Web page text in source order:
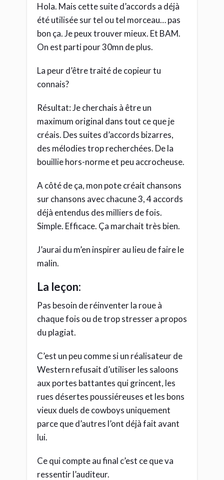
Hola. Mais cette suite d’accords a déjà
été utilisée sur tel ou tel morceau… pas
bon ça. Je peux trouver mieux. Et BAM.
On est parti pour 30mn de plus.
La peur d’être traité de copieur tu
connais?
Résultat: Je cherchais à être un
maximum original dans tout ce que je
créais. Des suites d’accords bizarres,
des mélodies trop recherchées. De la
bouillie hors-norme et peu accrocheuse.
A côté de ça, mon pote créait chansons
sur chansons avec chacune 3, 4 accords
déjà entendus des milliers de fois.
Simple. Efficace. Ça marchait très bien.
J’aurai du m’en inspirer au lieu de faire le
malin.
La leçon:
Pas besoin de réinventer la roue à
chaque fois ou de trop stresser a propos
du plagiat.
C’est un peu comme si un réalisateur de
Western refusait d’utiliser les saloons
aux portes battantes qui grincent, les
rues désertes poussiéreuses et les bons
vieux duels de cowboys uniquement
parce que d’autres l’ont déjà fait avant
lui.
Ce qui compte au final c’est ce que va
ressentir l’auditeur.